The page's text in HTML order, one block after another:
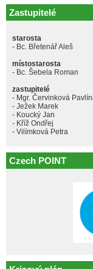
Zastupitelé
starosta
- Bc. Břetenář Aleš
místostarosta
- Bc. Šebela Roman
zastupitelé
- Mgr. Červinková
- Ježek Marek
- Koucký Jan
- Kříž Ondřej
- Vilímková Petra
Czech POINT